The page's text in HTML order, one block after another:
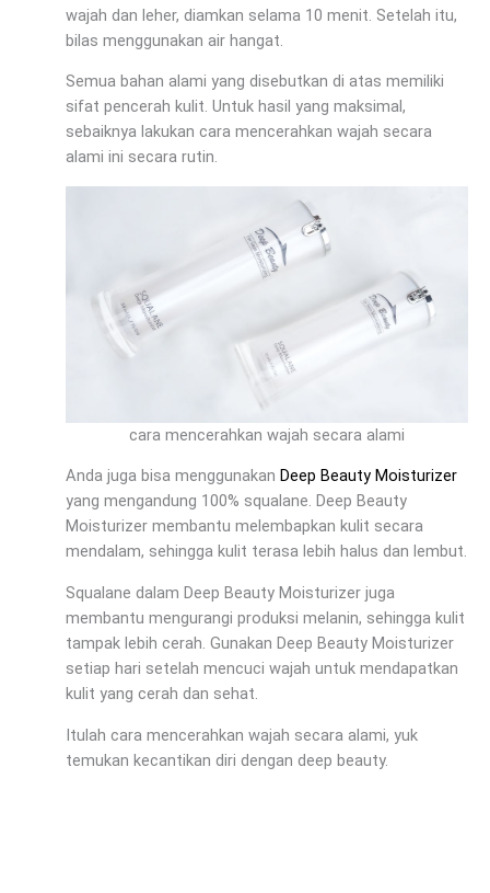
wajah dan leher, diamkan selama 10 menit. Setelah itu,
bilas menggunakan air hangat.
Semua bahan alami yang disebutkan di atas memiliki
sifat pencerah kulit. Untuk hasil yang maksimal,
sebaiknya lakukan cara mencerahkan wajah secara
alami ini secara rutin.
cara mencerahkan wajah secara alami
Anda juga bisa menggunakan Deep Beauty Moisturizer
yang mengandung 100% squalane. Deep Beauty
Moisturizer membantu melembapkan kulit secara
mendalam, sehingga kulit terasa lebih halus dan lembut.
Squalane dalam Deep Beauty Moisturizer juga
membantu mengurangi produksi melanin, sehingga kulit
tampak lebih cerah. Gunakan Deep Beauty Moisturizer
setiap hari setelah mencuci wajah untuk mendapatkan
kulit yang cerah dan sehat.
Itulah cara mencerahkan wajah secara alami, yuk
temukan kecantikan diri dengan deep beauty.